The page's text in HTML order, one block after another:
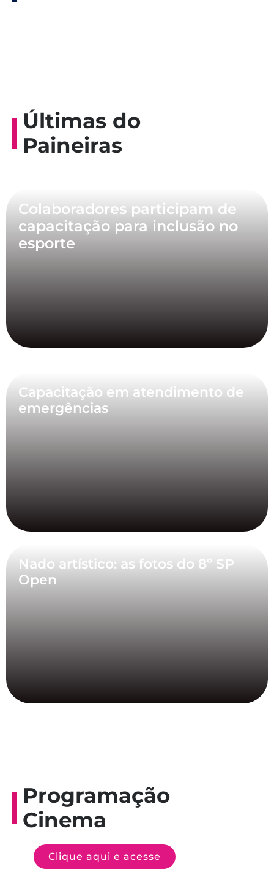
Últimas do
Paineiras
Colaboradores participam de
capacitação para inclusão no
esporte
Capacitação em atendimento de
emergências
Nado artístico: as fotos do 8º SP
Open
Programação
Cinema
Clique aqui e acesse